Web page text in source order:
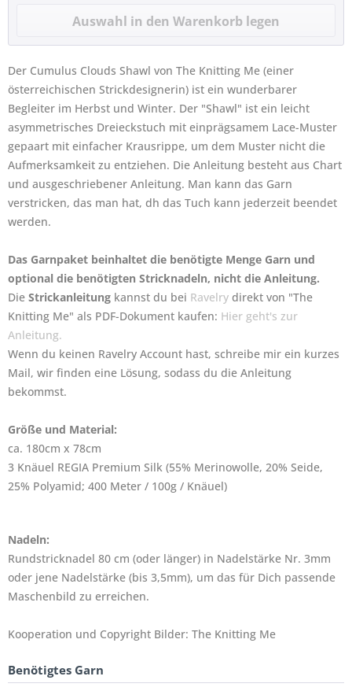
Der Cumulus Clouds Shawl von The Knitting Me (einer
österreichischen Strickdesignerin) ist ein wunderbarer
Begleiter im Herbst und Winter. Der "Shawl" ist ein leicht
asymmetrisches Dreieckstuch mit einprägsamem Lace-Muster
gepaart mit einfacher Krausrippe, um dem Muster nicht die
Aufmerksamkeit zu entziehen. Die Anleitung besteht aus Chart
und ausgeschriebener Anleitung. Man kann das Garn
verstricken, das man hat, dh das Tuch kann jederzeit beendet
werden.
Das Garnpaket beinhaltet die benötigte Menge Garn und
optional die benötigten Stricknadeln, nicht die Anleitung.
Die Strickanleitung kannst du bei Ravelry direkt von "The
Knitting Me" als PDF-Dokument kaufen: Hier geht's zur
Anleitung.
Wenn du keinen Ravelry Account hast, schreibe mir ein kurzes
Mail, wir finden eine Lösung, sodass du die Anleitung
bekommst.
Größe und Material:
ca. 180cm x 78cm
3 Knäuel REGIA Premium Silk (55% Merinowolle, 20% Seide,
25% Polyamid; 400 Meter / 100g / Knäuel)
Nadeln:
Rundstricknadel 80 cm (oder länger) in Nadelstärke Nr. 3mm
oder jene Nadelstärke (bis 3,5mm), um das für Dich passende
Maschenbild zu erreichen.
Kooperation und Copyright Bilder: The Knitting Me
Benötigtes Garn